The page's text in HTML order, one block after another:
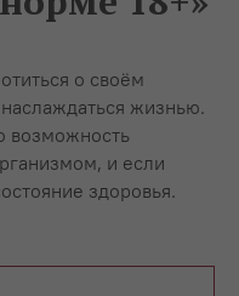
о своём
жизнью.
возможность
и если
здоровья.